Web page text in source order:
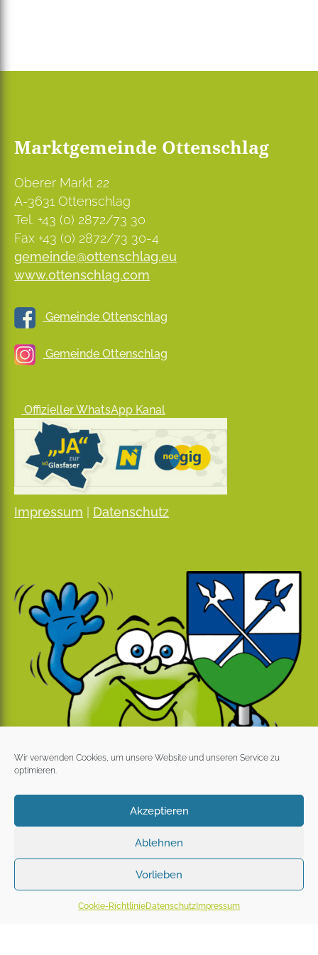
Wir verwenden Cookies, um unsere Website und unseren Service zu
optimieren.
Akzeptieren
Ablehnen
Vorlieben
Cookie-RichtlinieDatenschutz Impressum
Marktgemeinde Ottenschlag
Oberer Markt 22
A-3631 Ottenschlag
Tel. +43 (0) 2872/73 30
Fax +43 (0) 2872/73 30-4
gemeinde@ottenschlag.eu
www.ottenschlag.com
Gemeinde Ottenschlag
Gemeinde Ottenschlag
Offizieller WhatsApp Kanal
Impressum Datenschutz